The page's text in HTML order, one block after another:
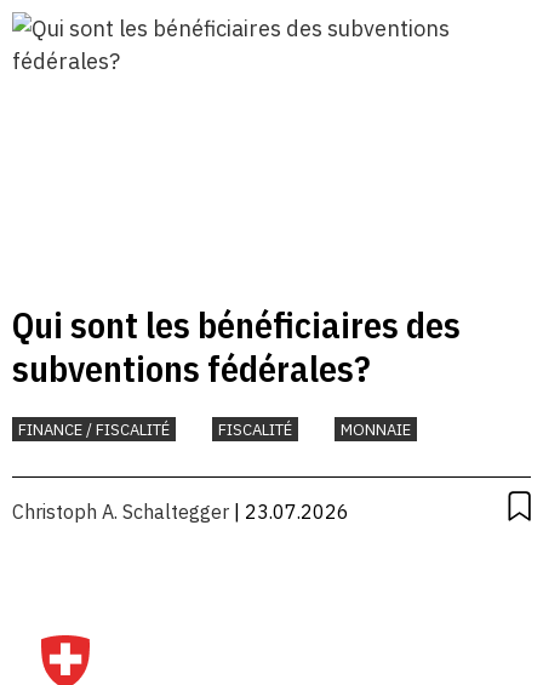
Qui sont les bénéficiaires des
subventions fédérales?
FINANCE / FISCALITÉ FISCALITÉ MONNAIE
Christoph A. Schaltegger | 23.07.2026